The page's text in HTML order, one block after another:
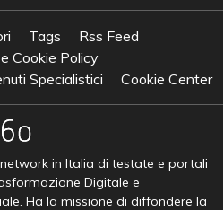
Tags
Rss Feed
Cookie Policy
Specialistici
Cookie Center
in Italia di testate e portali
Digitale e
Ha la missione di diffondere la